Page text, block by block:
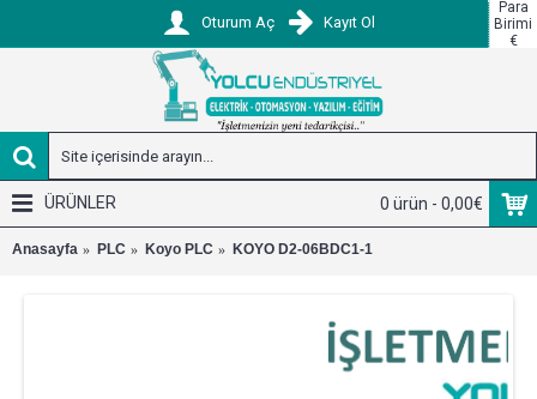
Para
Birimi
€
Oturum Aç Kayıt Ol
0 ürün - 0,00€
ÜRÜNLER
Anasayfa PLC Koyo PLC KOYO D2-06BDC1-1